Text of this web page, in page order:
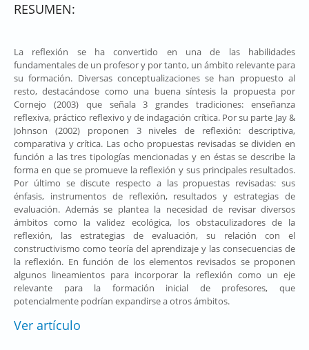
RESUMEN:
La reflexión se ha convertido en una de las habilidades
fundamentales de un profesor y por tanto, un ámbito relevante para
su formación. Diversas conceptualizaciones se han propuesto al
resto, destacándose como una buena síntesis la propuesta por
Cornejo (2003) que señala 3 grandes tradiciones: enseñanza
reflexiva, práctico reflexivo y de indagación crítica. Por su parte Jay &
Johnson (2002) proponen 3 niveles de reflexión: descriptiva,
comparativa y crítica. Las ocho propuestas revisadas se dividen en
función a las tres tipologías mencionadas y en éstas se describe la
forma en que se promueve la reflexión y sus principales resultados.
Por último se discute respecto a las propuestas revisadas: sus
énfasis, instrumentos de reflexión, resultados y estrategias de
evaluación. Además se plantea la necesidad de revisar diversos
ámbitos como la validez ecológica, los obstaculizadores de la
reflexión, las estrategias de evaluación, su relación con el
constructivismo como teoría del aprendizaje y las consecuencias de
la reflexión. En función de los elementos revisados se proponen
algunos lineamientos para incorporar la reflexión como un eje
relevante para la formación inicial de profesores, que
potencialmente podrían expandirse a otros ámbitos.
Ver artículo